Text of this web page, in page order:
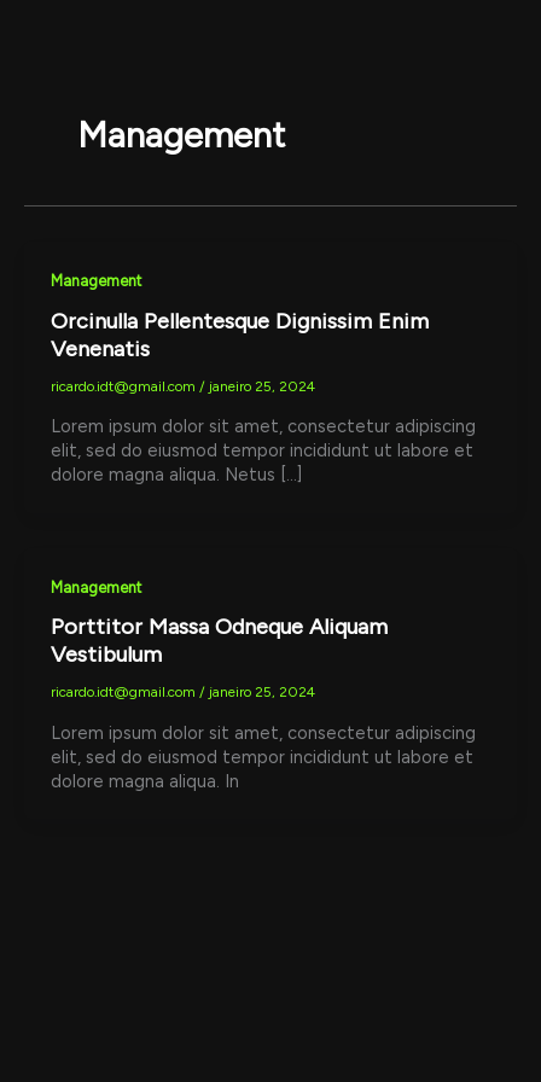
Management
Management
Orcinulla Pellentesque Dignissim Enim
Venenatis
ricardo.idt@gmail.com / janeiro 25, 2024
Lorem ipsum dolor sit amet, consectetur adipiscing
elit, sed do eiusmod tempor incididunt ut labore et
dolore magna aliqua. Netus […]
Management
Porttitor Massa Odneque Aliquam
Vestibulum
ricardo.idt@gmail.com / janeiro 25, 2024
Lorem ipsum dolor sit amet, consectetur adipiscing
elit, sed do eiusmod tempor incididunt ut labore et
dolore magna aliqua. In